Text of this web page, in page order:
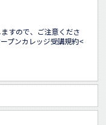
すので、ご注意くださ
プンカレッジ受講規約<